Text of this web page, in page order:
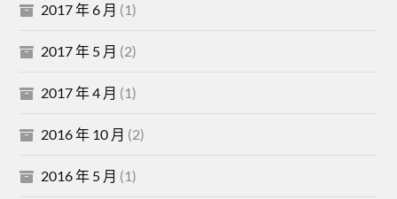
2017 年 6 月 (1)
2017 年 5 月 (2)
2017 年 4 月 (1)
2016 年 10 月 (2)
2016 年 5 月 (1)